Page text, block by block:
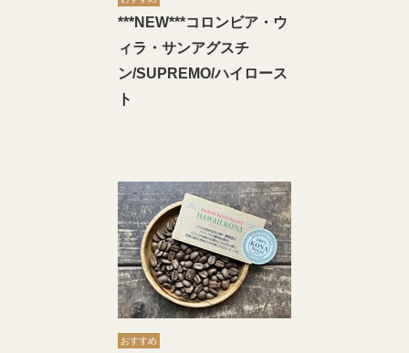
***NEW***コロンビア・ウ
ィラ・サンアグスチ
ン/SUPREMO/ハイロース
ト
おすすめ